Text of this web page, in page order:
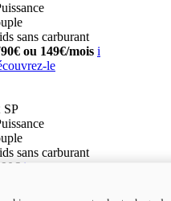
sans carburant
ou 149€/mois i
le
SP
sans carburant
i